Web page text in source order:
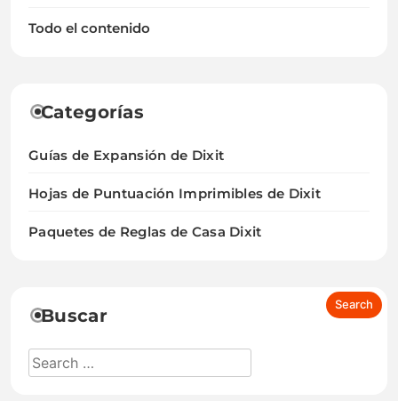
Todo el contenido
Categorías
Guías de Expansión de Dixit
Hojas de Puntuación Imprimibles de Dixit
Paquetes de Reglas de Casa Dixit
Buscar